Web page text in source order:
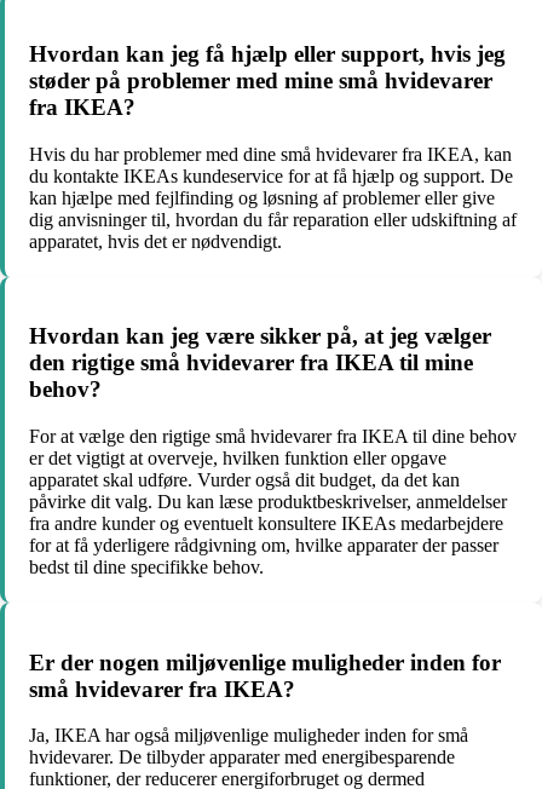
Hvordan kan jeg få hjælp eller support, hvis jeg
støder på problemer med mine små hvidevarer
fra IKEA?
Hvis du har problemer med dine små hvidevarer fra IKEA, kan
du kontakte IKEAs kundeservice for at få hjælp og support. De
kan hjælpe med fejlfinding og løsning af problemer eller give
dig anvisninger til, hvordan du får reparation eller udskiftning af
apparatet, hvis det er nødvendigt.
Hvordan kan jeg være sikker på, at jeg vælger
den rigtige små hvidevarer fra IKEA til mine
behov?
For at vælge den rigtige små hvidevarer fra IKEA til dine behov
er det vigtigt at overveje, hvilken funktion eller opgave
apparatet skal udføre. Vurder også dit budget, da det kan
påvirke dit valg. Du kan læse produktbeskrivelser, anmeldelser
fra andre kunder og eventuelt konsultere IKEAs medarbejdere
for at få yderligere rådgivning om, hvilke apparater der passer
bedst til dine specifikke behov.
Er der nogen miljøvenlige muligheder inden for
små hvidevarer fra IKEA?
Ja, IKEA har også miljøvenlige muligheder inden for små
hvidevarer. De tilbyder apparater med energibesparende
funktioner, der reducerer energiforbruget og dermed